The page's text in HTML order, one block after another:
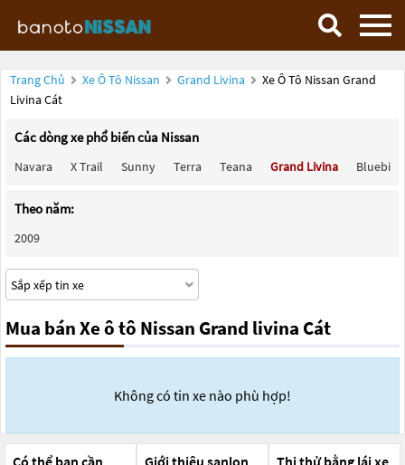
Trang Chủ Xe Ô Tô Nissan Grand Livina
Xe Ô Tô Nissan Grand
Livina Cát
Các dòng xe phổ biến của Nissan
Navara X Trail Sunny Terra Teana Grand Livina Bluebird
Theo năm:
2009
Mua bán Xe ô tô Nissan Grand livina Cát
Không có tin xe nào phù hợp!
Có thể bạn cần
Giới thiệu sanlon
Thi thử bằng lái xe